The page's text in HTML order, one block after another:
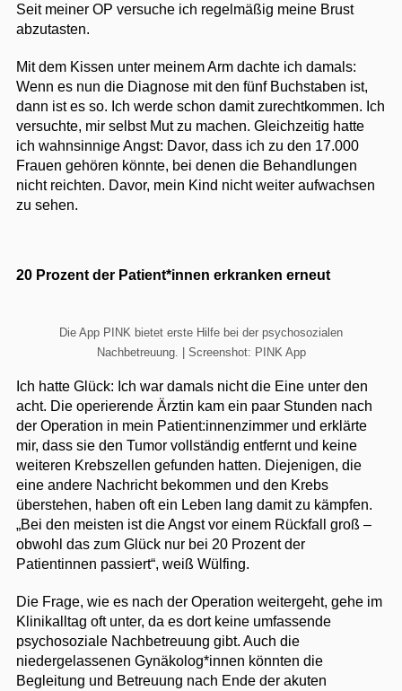
Seit meiner OP versuche ich regelmäßig meine Brust
abzutasten.
Mit dem Kissen unter meinem Arm dachte ich damals:
Wenn es nun die Diagnose mit den fünf Buchstaben ist,
dann ist es so. Ich werde schon damit zurechtkommen. Ich
versuchte, mir selbst Mut zu machen. Gleichzeitig hatte
ich wahnsinnige Angst: Davor, dass ich zu den 17.000
Frauen gehören könnte, bei denen die Behandlungen
nicht reichten. Davor, mein Kind nicht weiter aufwachsen
zu sehen.
20 Prozent der Patient*innen erkranken erneut
Die App PINK bietet erste Hilfe bei der psychosozialen
Nachbetreuung. | Screenshot: PINK App
Ich hatte Glück: Ich war damals nicht die Eine unter den
acht. Die operierende Ärztin kam ein paar Stunden nach
der Operation in mein Patient:innenzimmer und erklärte
mir, dass sie den Tumor vollständig entfernt und keine
weiteren Krebszellen gefunden hatten. Diejenigen, die
eine andere Nachricht bekommen und den Krebs
überstehen, haben oft ein Leben lang damit zu kämpfen.
„Bei den meisten ist die Angst vor einem Rückfall groß –
obwohl das zum Glück nur bei 20 Prozent der
Patientinnen passiert“, weiß Wülfing.
Die Frage, wie es nach der Operation weitergeht, gehe im
Klinikalltag oft unter, da es dort keine umfassende
psychosoziale Nachbetreuung gibt. Auch die
niedergelassenen Gynäkolog*innen könnten die
Begleitung und Betreuung nach Ende der akuten